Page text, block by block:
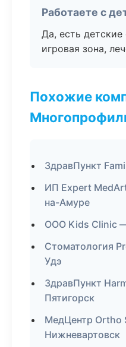
Работаете с
Да, есть детские
игровая зона,
Похожие
ЗдравПункт
ИП Expert
на-Амуре
ООО Kids Clinic
Стоматология
Удэ
ЗдравПункт
Пятигорск
МедЦентр Ortho
Нижневартовск